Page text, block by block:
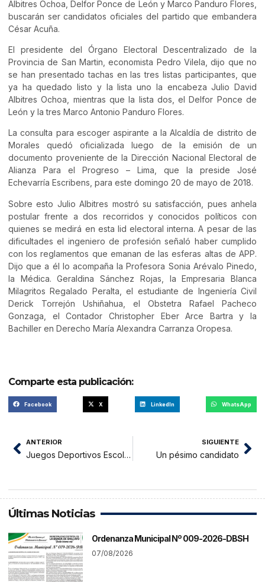
Albitres Ochoa, Delfor Ponce de León y Marco Panduro Flores,
buscarán ser candidatos oficiales del partido que embandera
César Acuña.
El presidente del Órgano Electoral Descentralizado de la
Provincia de San Martin, economista Pedro Vilela, dijo que no
se han presentado tachas en las tres listas participantes, que
ya ha quedado listo y la lista uno la encabeza Julio David
Albitres Ochoa, mientras que la lista dos, el Delfor Ponce de
León y la tres Marco Antonio Panduro Flores.
La consulta para escoger aspirante a la Alcaldía de distrito de
Morales quedó oficializada luego de la emisión de un
documento proveniente de la Dirección Nacional Electoral de
Alianza Para el Progreso – Lima, que la preside José
Echevarría Escribens, para este domingo 20 de mayo de 2018.
Sobre esto Julio Albitres mostró su satisfacción, pues anhela
postular frente a dos recorridos y conocidos políticos con
quienes se medirá en esta lid electoral interna. A pesar de las
dificultades el ingeniero de profesión señaló haber cumplido
con los reglamentos que emanan de las esferas altas de APP.
Dijo que a él lo acompaña la Profesora Sonia Arévalo Pinedo,
la Médica. Geraldina Sánchez Rojas, la Empresaria Blanca
Milagritos Regalado Peralta, el estudiante de Ingeniería Civil
Derick Torrejón Ushiñahua, el Obstetra Rafael Pacheco
Gonzaga, el Contador Christopher Eber Arce Bartra y la
Bachiller en Derecho María Alexandra Carranza Oropesa.
Comparte esta publicación:
Facebook X LinkedIn WhatsApp
ANTERIOR
Juegos Deportivos Escolares 2018 se denomina Daniel Peredo
SIGUIENTE
Un pésimo candidato
Últimas Noticias
Ordenanza Municipal Nº 009-2026-DBSH
07/08/2026